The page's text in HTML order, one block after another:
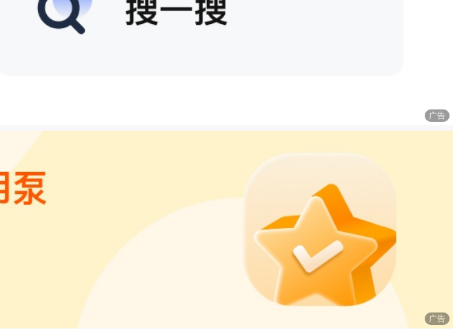
广告
广告